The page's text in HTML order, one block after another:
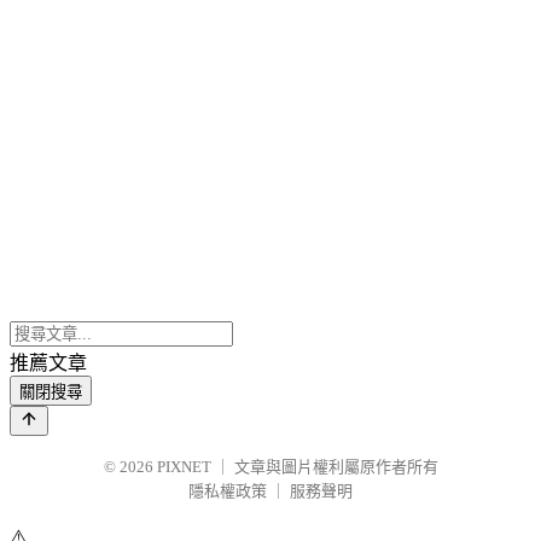
推薦文章
關閉搜尋
© 2026 PIXNET
文章與圖片權利屬原作者所有
隱私權政策
服務聲明
⚠️